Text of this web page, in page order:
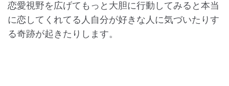
恋愛視野を広げてもっと大胆に行動してみると本当
に恋してくれてる人自分が好きな人に気づいたりす
る奇跡が起きたりします。